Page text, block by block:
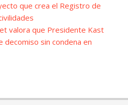
que crea el Registro de
valora que Presidente Kast
decomiso sin condena en